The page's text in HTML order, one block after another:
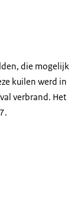
die mogelijk
kuilen werd in
verbrand. Het